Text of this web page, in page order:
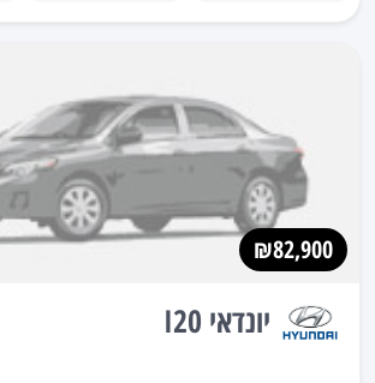
₪82,900
יונדאי I20